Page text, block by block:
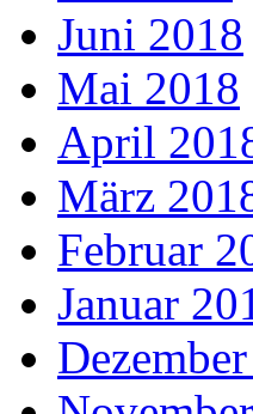
Juni 2018
Mai 2018
April
März
Februar
Januar